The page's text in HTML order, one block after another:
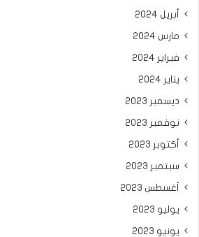
أبريل 2024
مارس 2024
فبراير 2024
يناير 2024
ديسمبر 2023
نوفمبر 2023
أكتوبر 2023
سبتمبر 2023
أغسطس 2023
يوليو 2023
يونيو 2023